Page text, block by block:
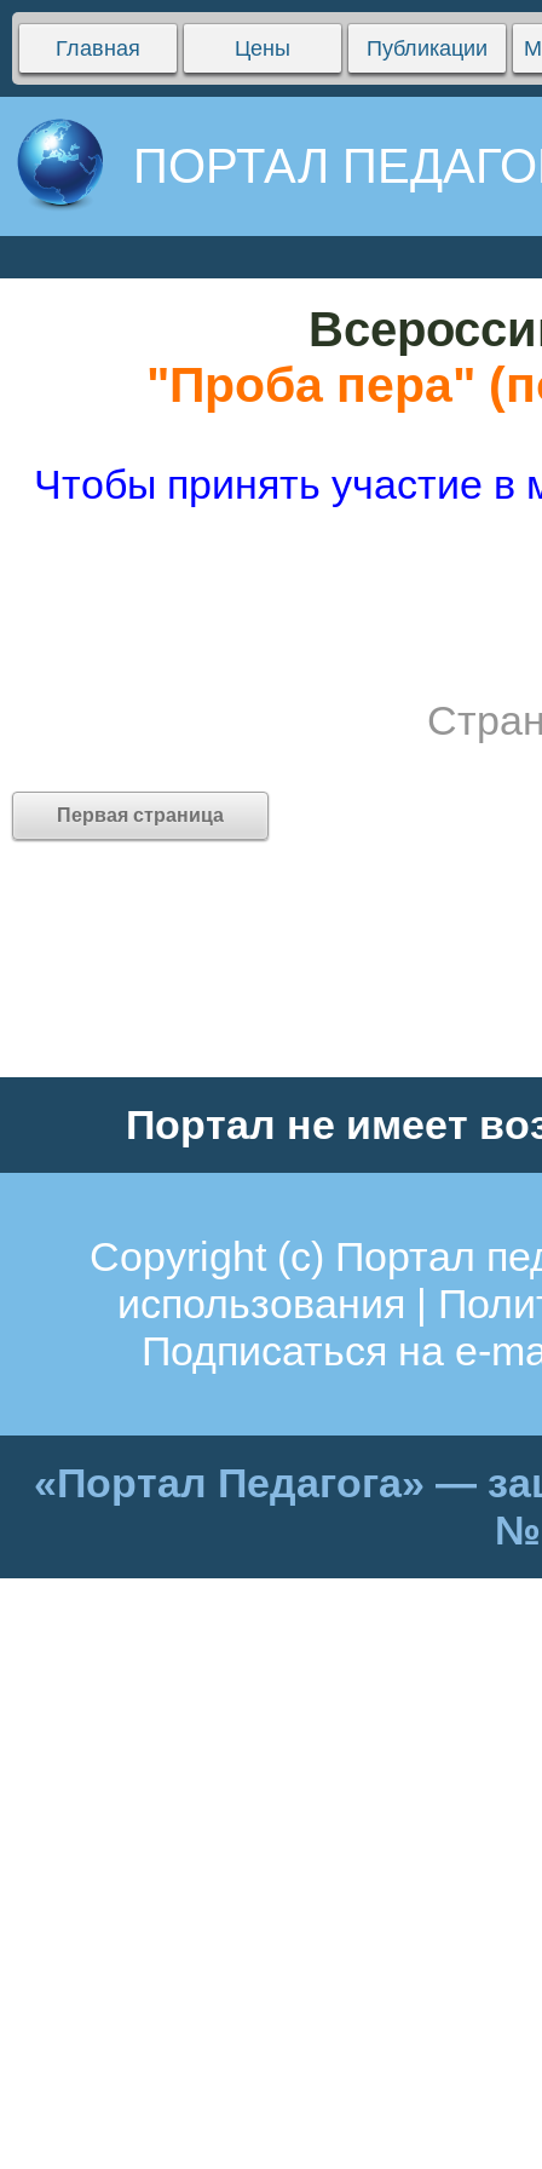
Главная Цены Публикации
ПОРТАЛ
"Проба пера"
Чтобы принять участие
Первая страница
Портал не имеет
Copyright (c) Портал
использования |
Подписаться на e-
«Портал Педагога» —